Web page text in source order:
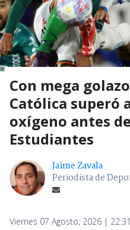
Con mega
Católica superó
oxígeno antes
Estudiantes
Jaime Zavala
Periodista de
Viernes 07 Agosto, 2026 | 22:31